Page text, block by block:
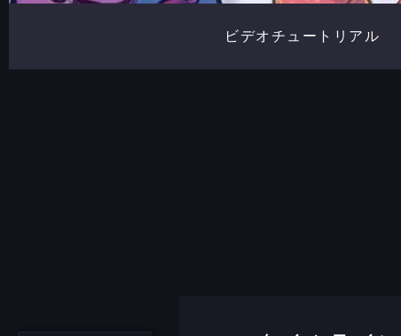
ビデオチュートリアル